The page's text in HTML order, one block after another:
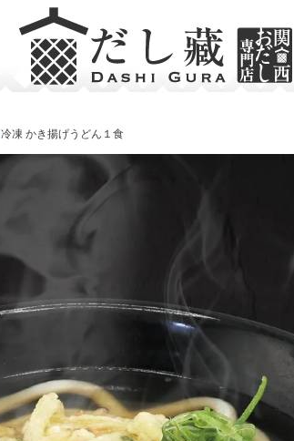
冷凍 かき揚げうどん１食